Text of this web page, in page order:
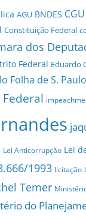
AGU BNDES CGU
Constituição Federal
dos
Federal Eduardo
Folha de S. Paulo
Lei Anticorrupção Lei
1993 licitação
Temer
do